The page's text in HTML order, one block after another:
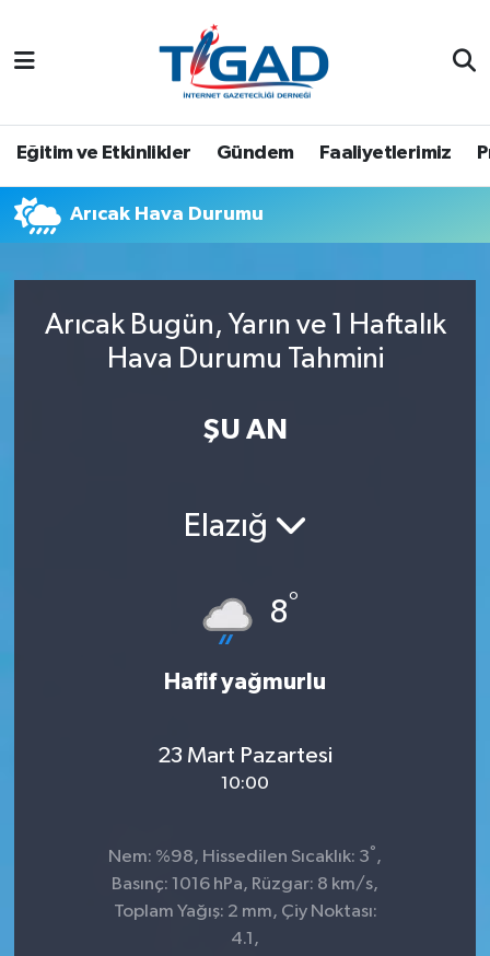
Eğitim ve Etkinlikler Gündem Faaliyetlerimiz
Arıcak Hava Durumu
Arıcak Bugün, Yarın ve 1 Haftalık
Hava Durumu Tahmini
ŞU AN
Elazığ
8°
Hafif yağmurlu
23 Mart Pazartesi
10:00
Nem: %98, Hissedilen Sıcaklık: 3° ,
Basınç: 1016 hPa, Rüzgar: 8 km/s,
Toplam Yağış: 2 mm, Çiy Noktası:
4.1,
Nöbetçi Eczaneler
Tüm Manşetler
Son Dakika Haberleri